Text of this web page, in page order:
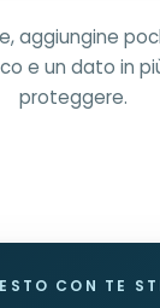
aggiungine
e un dato in
proteggere.
CON TE